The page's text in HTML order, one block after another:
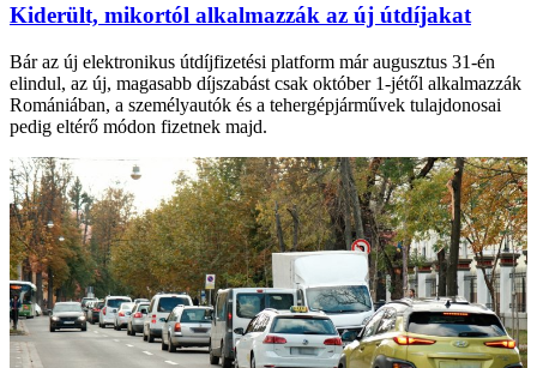
Kiderült, mikortól alkalmazzák az új útdíjakat
Bár az új elektronikus útdíjfizetési platform már augusztus 31-én
elindul, az új, magasabb díjszabást csak október 1-jétől alkalmazzák
Romániában, a személyautók és a tehergépjárművek tulajdonosai
pedig eltérő módon fizetnek majd.